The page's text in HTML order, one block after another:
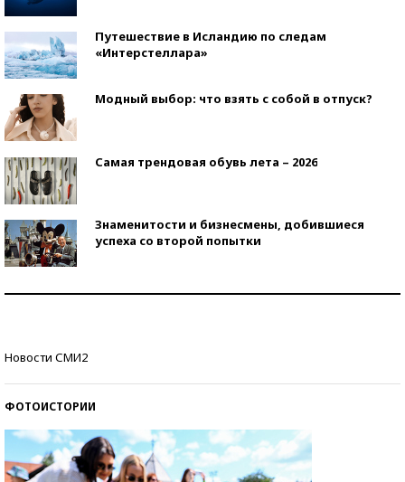
Путешествие в Исландию по следам
«Интерстеллара»
Модный выбор: что взять с собой в отпуск?
Самая трендовая обувь лета – 2026
Знаменитости и бизнесмены, добившиеся
успеха со второй попытки
Новости СМИ2
ФОТОИСТОРИИ